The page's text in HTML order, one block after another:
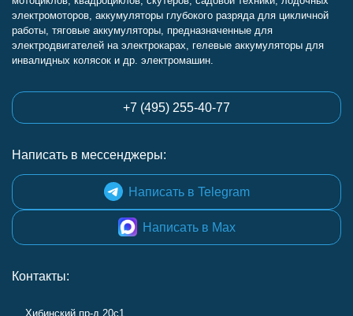
электромоторов, аккумуляторы глубокого разряда для цикличной
работы, тяговые аккумуляторы, предназначенные для
электродвигателей на электрокарах, гелевые аккумуляторы для
инвалидных колясок и др. электромашин.
+7 (495) 255-40-77
Написать в мессенджеры:
Написать в Telegram
Написать в Max
Контакты:
Хибинский пр-д 20с1